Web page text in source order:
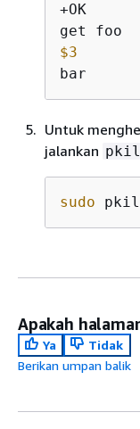
+OK
$3
bar
Untuk
jalankan
sudo
Apakah
Ya
Tidak
Berikan umpan balik